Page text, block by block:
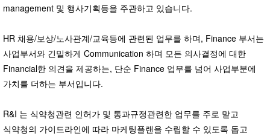
management 및 행사기획등을 주관하고 있습니다.
HR 채용/보상/노사관계/교육등에 관련된 업무를 하며, Finance 부서는
사업부서와 긴밀하게 Communication 하며 모든 의사결정에 대한
Financial한 의견을 제공하는, 단순 Finance 업무를 넘어 사업부분에
가치를 더하는 부서입니다.
R&I 는 식약청관련 인허가 및 통과규정관련한 업무를 주로 맡고
식약청의 가이드라인에 따라 마케팅플랜을 수립할 수 있도록 돕고